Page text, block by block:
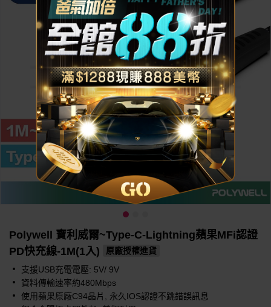
Polywell 寶利威爾~Type-C-Lightning蘋果MFi認證
PD快充線-1M(1入)
原廠授權進貨
支援USB充電電壓: 5V/ 9V
資料傳輸速率約480Mbps
使用蘋果原廠C94晶片, 永久IOS認證不跳錯誤訊息